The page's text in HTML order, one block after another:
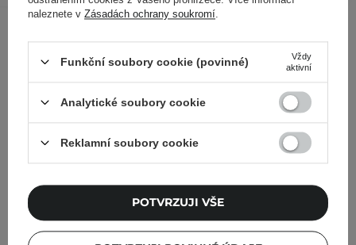
Ostatní zákazníci si prohlédli
naleznete v Zásadách ochrany soukromí
Funkční soubory cookie (povinné)
Vždy
aktivní
Analytické soubory cookie
Reklamní soubory cookie
POTVRZUJI VŠE